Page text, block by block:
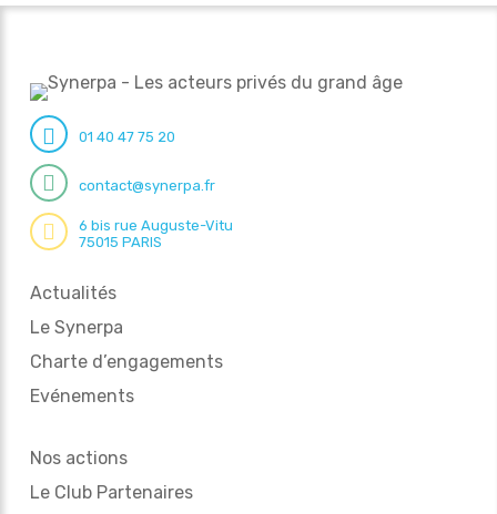
01 40 47 75 20
contact@synerpa.fr
6 bis rue Auguste-Vitu
75015 PARIS
Actualités
Le Synerpa
Charte d’engagements
Evénements
Nos actions
Le Club Partenaires